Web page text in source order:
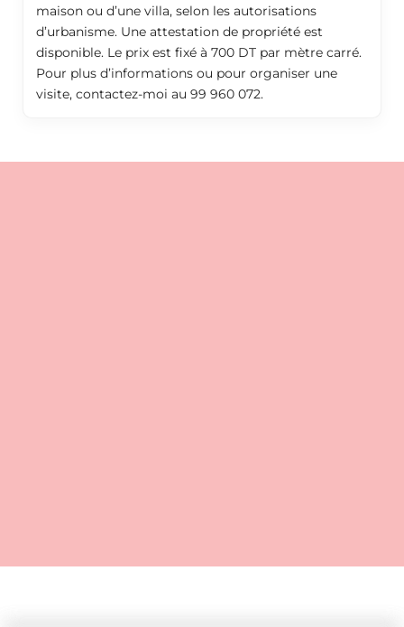
maison ou d’une villa, selon les autorisations
d’urbanisme. Une attestation de propriété est
disponible. Le prix est fixé à 700 DT par mètre carré.
Pour plus d’informations ou pour organiser une
visite, contactez-moi au 99 960 072.